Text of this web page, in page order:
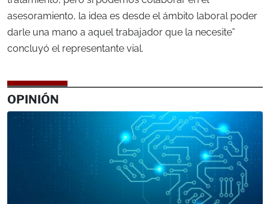
asesoramiento, la idea es desde el ámbito laboral poder
darle una mano a aquel trabajador que la necesite”
concluyó el representante vial.
OPINIÓN